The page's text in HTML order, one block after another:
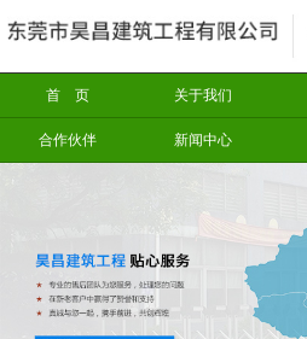
首 页 关于我们
合作伙伴 新闻中心
信息搜索